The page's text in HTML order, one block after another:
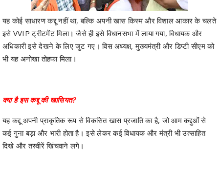
यह कोई साधारण कद्दू नहीं था, बल्कि अपनी खास किस्म और विशाल आकार के चलते
इसे VVIP ट्रीटमेंट मिला। जैसे ही इसे विधानसभा में लाया गया, विधायक और
अधिकारी इसे देखने के लिए जुट गए। विस अध्यक्ष, मुख्यमंत्री और डिप्टी सीएम को
भी यह अनोखा तोहफा मिला।
क्या है इस कद्दू की खासियत?
यह कद्दू अपनी प्राकृतिक रूप से विकसित खास प्रजाति का है, जो आम कद्दुओं से
कई गुना बड़ा और भारी होता है। इसे लेकर कई विधायक और मंत्री भी उत्साहित
दिखे और तस्वीरें खिंचवाने लगे।